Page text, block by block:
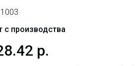
с производства
р.